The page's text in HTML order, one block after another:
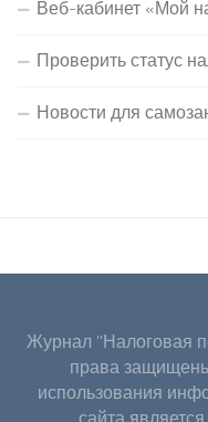
Веб-кабинет «Мой
Проверить статус
Новости для
Журнал "Налоговая
права
использования